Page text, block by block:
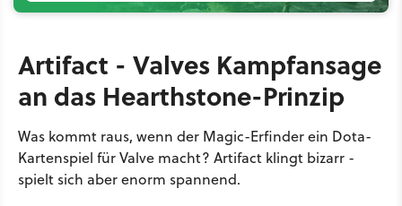
Artifact - Valves Kampfansage
an das Hearthstone-Prinzip
Was kommt raus, wenn der Magic-Erfinder ein Dota-
Kartenspiel für Valve macht? Artifact klingt bizarr -
spielt sich aber enorm spannend.